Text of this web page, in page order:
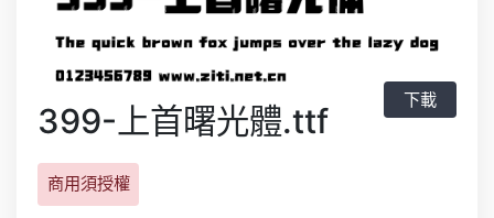
399-上首曙光體.ttf
下載
商用須授權